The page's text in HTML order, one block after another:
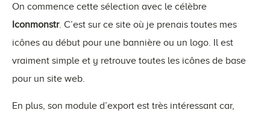
On commence cette sélection avec le célèbre
Iconmonstr. C’est sur ce site où je prenais toutes mes
icônes au début pour une bannière ou un logo. Il est
vraiment simple et y retrouve toutes les icônes de base
pour un site web.
En plus, son module d’export est très intéressant car,